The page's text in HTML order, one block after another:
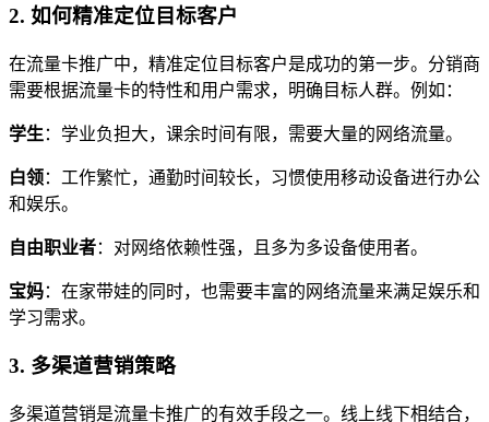
2. 如何精准定位目标客户
在流量卡推广中，精准定位目标客户是成功的第一步。分销商
需要根据流量卡的特性和用户需求，明确目标人群。例如：
学生 ：学业负担大，课余时间有限，需要大量的网络流量。
白领：工作繁忙，通勤时间较长，习惯使用移动设备进行办公
和娱乐。
自由职业者：对网络依赖性强，且多为多设备使用者。
宝妈：在家带娃的同时，也需要丰富的网络流量来满足娱乐和
学习需求。
3. 多渠道营销策略
多渠道营销是流量卡推广的有效手段之一。线上线下相结合，